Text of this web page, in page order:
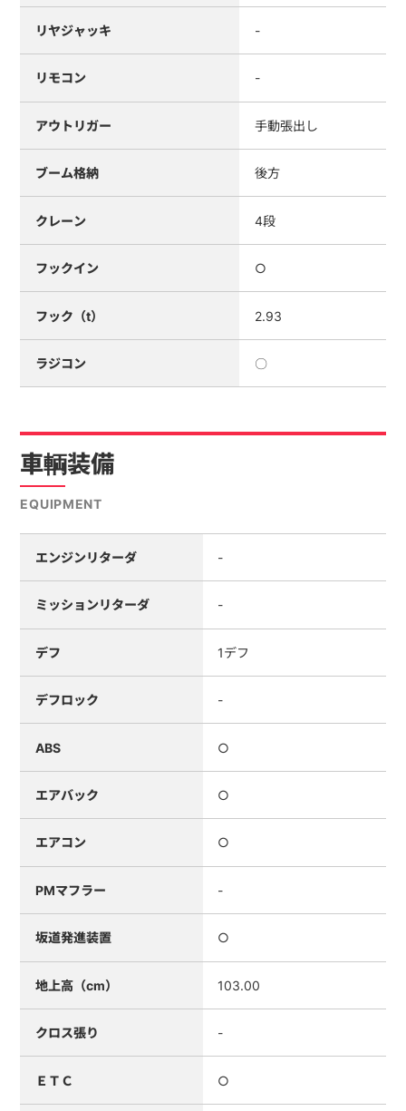
リヤジャッキ -
リモコン -
アウトリガー 手動張出し
ブーム格納 後方
クレーン 4段
フックイン ○
フック（t） 2.93
ラジコン 〇
車輌装備
EQUIPMENT
エンジンリターダ -
ミッションリターダ -
デフ 1デフ
デフロック -
ABS ○
エアバック ○
エアコン ○
PMマフラー -
坂道発進装置 ○
地上高（cm） 103.00
クロス張り -
ＥＴＣ ○